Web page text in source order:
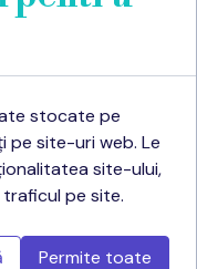
lei/doc
Soluție
Folosește
doar
stocate pe
pe site-uri web. Le
site-ului,
pe site.
Permite toate